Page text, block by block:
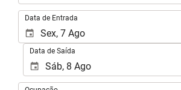
Data de Entrada
Data de Saída
Ocupação